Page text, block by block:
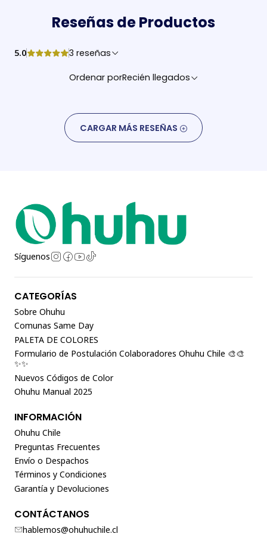
Reseñas de Productos
5.0 3 reseñas
Ordenar porRecién llegados
CARGAR MÁS RESEÑAS
Síguenos
CATEGORÍAS
Sobre Ohuhu
Comunas Same Day
PALETA DE COLORES
Formulario de Postulación Colaboradores Ohuhu Chile 🎨🎨
✨✨
Nuevos Códigos de Color
Ohuhu Manual 2025
INFORMACIÓN
Ohuhu Chile
Preguntas Frecuentes
Envío o Despachos
Términos y Condiciones
Garantía y Devoluciones
CONTÁCTANOS
hablemos@ohuhuchile.cl